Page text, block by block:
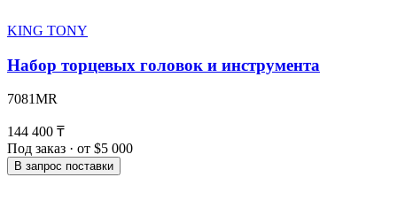
KING TONY
Набор торцевых головок и инструмента
7081MR
144 400 ₸
Под заказ · от $5 000
В запрос поставки